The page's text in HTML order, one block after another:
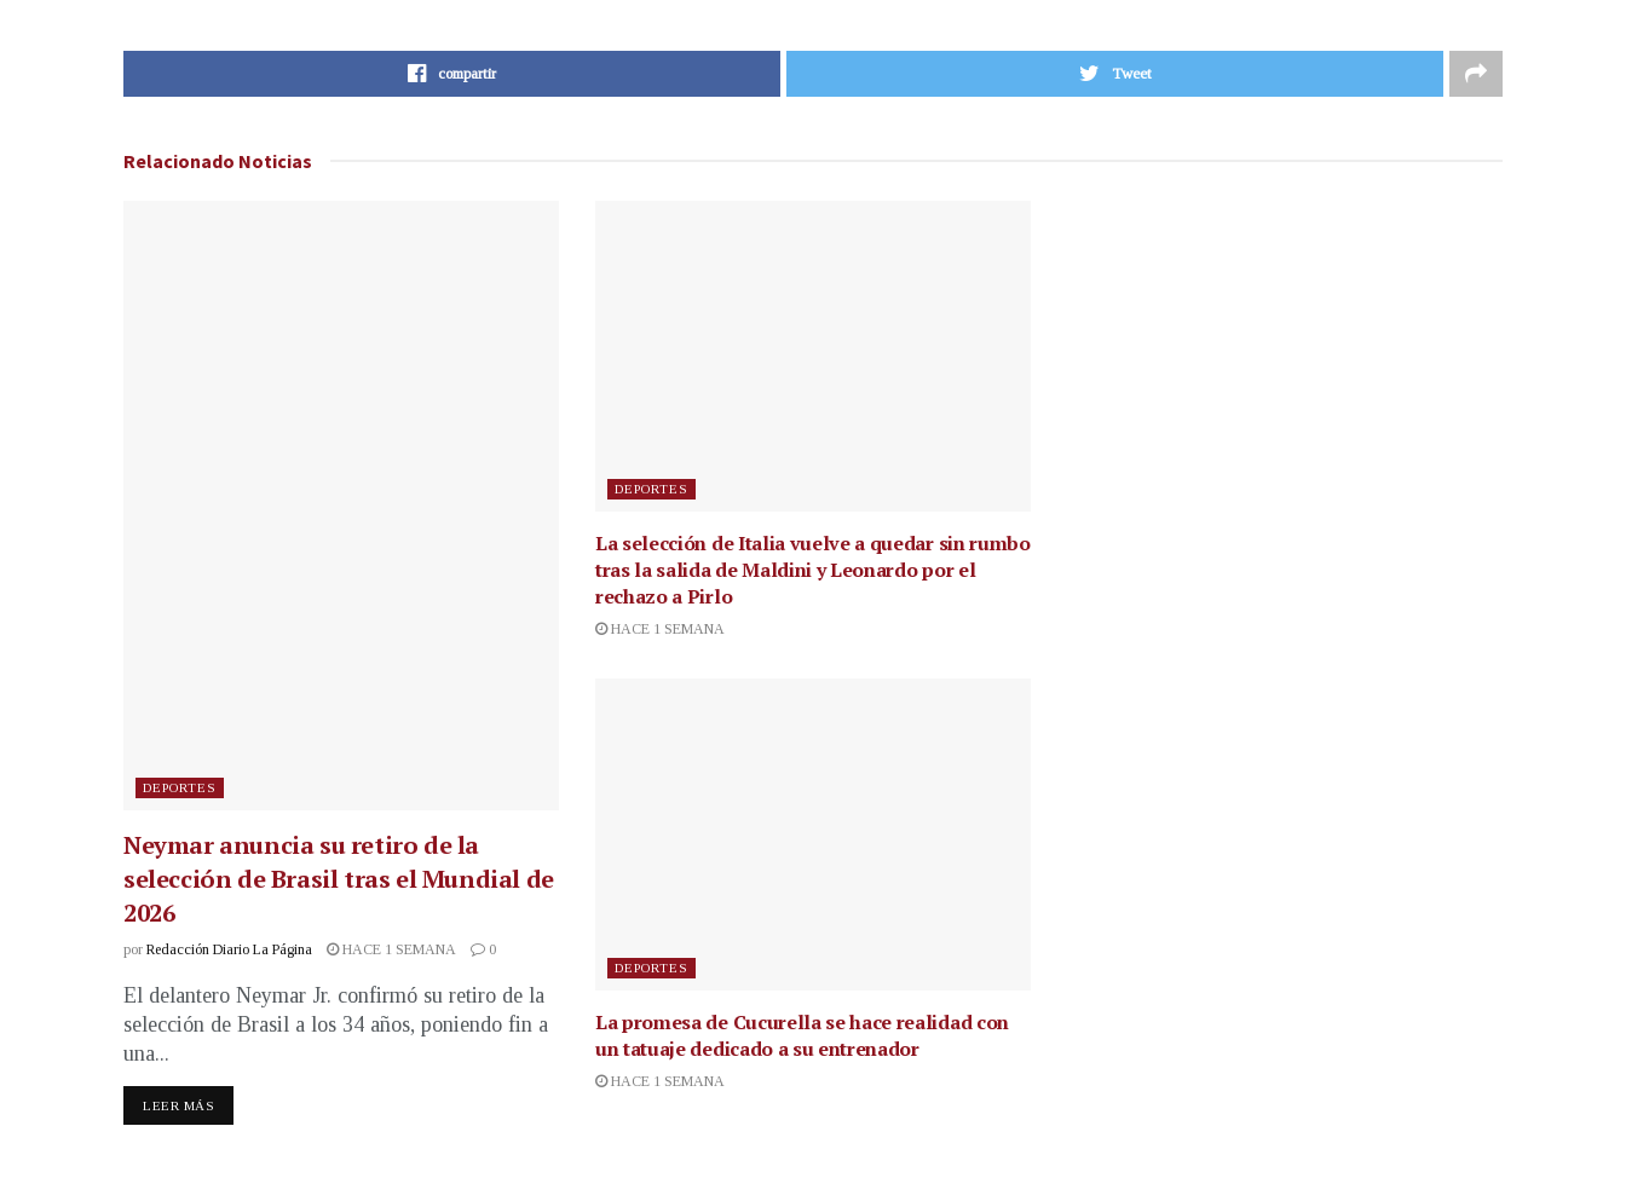
compartir Tweet
Relacionado Noticias
DEPORTES
Neymar anuncia su retiro de la
selección de Brasil tras el Mundial de
2026
por Redacción Diario La Página HACE 1 SEMANA 0
El delantero Neymar Jr. confirmó su retiro de la
selección de Brasil a los 34 años, poniendo fin a
una...
LEER MÁS
DEPORTES
La selección de Italia vuelve a quedar sin rumbo
tras la salida de Maldini y Leonardo por el
rechazo a Pirlo
HACE 1 SEMANA
DEPORTES
La promesa de Cucurella se hace realidad con
un tatuaje dedicado a su entrenador
HACE 1 SEMANA